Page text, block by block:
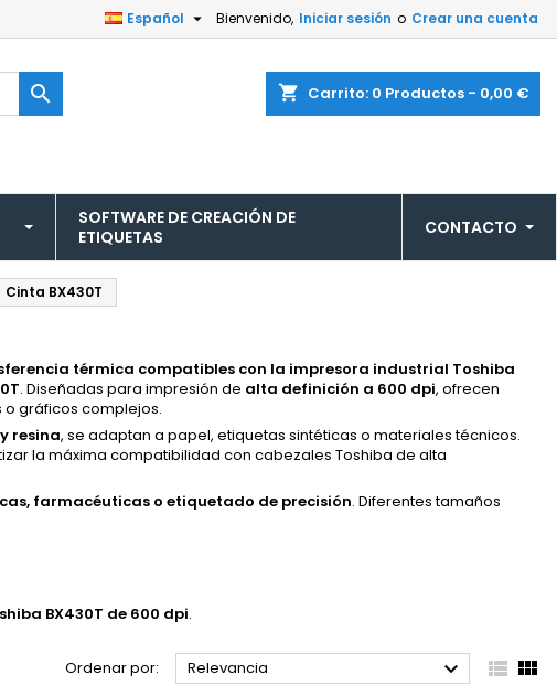
Bienvenido, Iniciar sesión o Crear una cuenta
Español 
shopping_cart Carrito: 0 Productos - 0,00 €

SOFTWARE DE CREACIÓN DE
ETIQUETAS
CONTACTO
Cinta BX430T
térmica compatibles con la impresora industrial Toshiba
. Diseñadas para impresión de alta definición a 600 dpi, ofrecen
o gráficos complejos.
resina, se adaptan a papel, etiquetas sintéticas o materiales técnicos.
la máxima compatibilidad con cabezales Toshiba de alta
farmacéuticas o etiquetado de precisión. Diferentes tamaños
BX430T de 600 dpi.
Ordenar por: Relevancia   